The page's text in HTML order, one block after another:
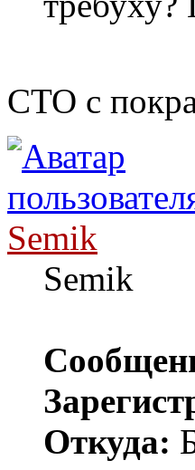
СТО с
Semik
Semik
Откуда: